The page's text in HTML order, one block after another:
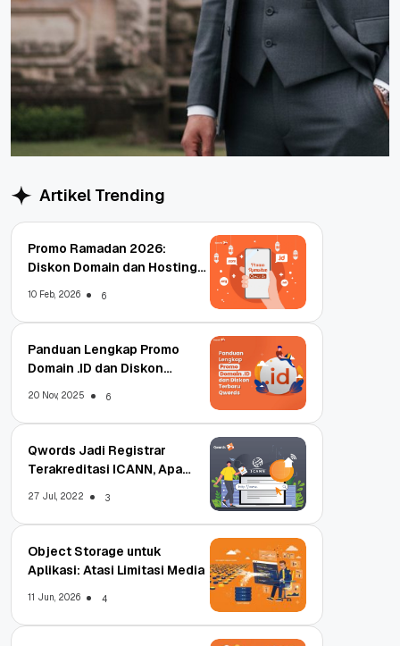
Artikel Trending
Promo Ramadan 2026:
Diskon Domain dan Hosting
10 Feb, 2026 6
Panduan Lengkap Promo
Domain .ID dan Diskon
20 Nov, 2025 6
Qwords Jadi Registrar
Terakreditasi ICANN, Apa
27 Jul, 2022 3
Object Storage untuk
Aplikasi: Atasi Limitasi Media
11 Jun, 2026 4